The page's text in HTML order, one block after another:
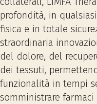
profondità, in
fisica e in totale
straordinaria
del dolore, del
dei tessuti,
funzionalità in tempi
somministrare